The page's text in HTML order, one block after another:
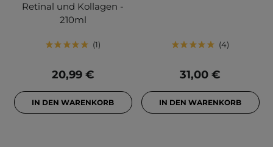
Retinal und Kollagen -
210ml
1
20,99 €
IN DEN WARENKORB
4
31,00 €
IN DEN WARENKORB